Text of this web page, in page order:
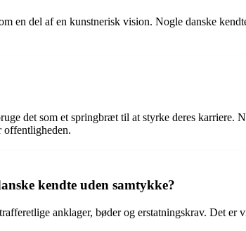
en del af en kunstnerisk vision. Nogle danske
det som et springbræt til at styrke deres karriere.
offentligheden.
kendte uden samtykke?
anklager, bøder og erstatningskrav. Det er